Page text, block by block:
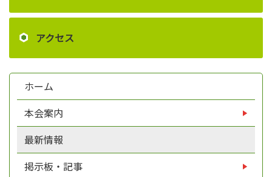
アクセス
ホーム
本会案内
最新情報
掲示板・記事